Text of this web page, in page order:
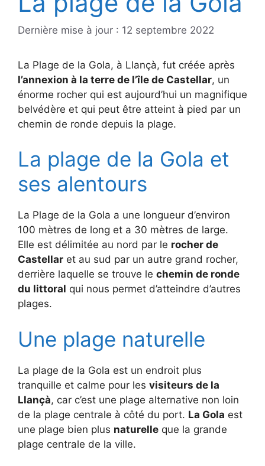
Dernière mise à jour : 12 septembre 2022
La Plage de la Gola, à Llançà, fut créée après
l’annexion à la terre de l’île de Castellar, un
énorme rocher qui est aujourd’hui un magnifique
belvédère et qui peut être atteint à pied par un
chemin de ronde depuis la plage.
La plage de la Gola et
ses alentours
La Plage de la Gola a une longueur d’environ
100 mètres de long et a 30 mètres de large.
Elle est délimitée au nord par le rocher de
Castellar et au sud par un autre grand rocher,
derrière laquelle se trouve le chemin de ronde
du littoral qui nous permet d’atteindre d’autres
plages.
Une plage naturelle
La plage de la Gola est un endroit plus
tranquille et calme pour les visiteurs de la
Llançà, car c’est une plage alternative non loin
de la plage centrale à côté du port. La Gola est
une plage bien plus naturelle que la grande
plage centrale de la ville.